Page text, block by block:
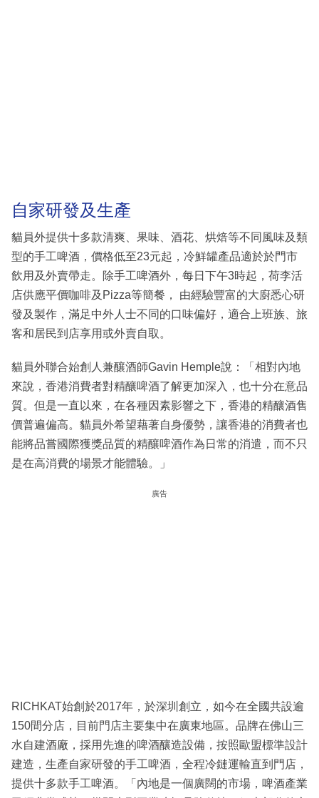
自家研發及生產
貓員外提供十多款清爽、果味、酒花、烘焙等不同風味及類
型的手工啤酒，價格低至23元起，冷鮮罐產品適於於門市
飲用及外賣帶走。除手工啤酒外，每日下午3時起，荷李活
店供應平價咖啡及Pizza等簡餐， 由經驗豐富的大廚悉心研
發及製作，滿足中外人士不同的口味偏好，適合上班族、旅
客和居民到店享用或外賣自取。
貓員外聯合始創人兼釀酒師Gavin Hemple說：「相對內地
來說，香港消費者對精釀啤酒了解更加深入，也十分在意品
質。但是一直以來，在各種因素影響之下，香港的精釀酒售
價普遍偏高。貓員外希望藉著自身優勢，讓香港的消費者也
能將品嘗國際獲獎品質的精釀啤酒作為日常的消遣，而不只
是在高消費的場景才能體驗。」
廣告
RICHKAT始創於2017年，於深圳創立，如今在全國共設逾
150間分店，目前門店主要集中在廣東地區。品牌在佛山三
水自建酒廠，採用先進的啤酒釀造設備，按照歐盟標準設計
建造，生產自家研發的手工啤酒，全程冷鏈運輸直到門店，
提供十多款手工啤酒。「內地是一個廣闊的市場，啤酒產業